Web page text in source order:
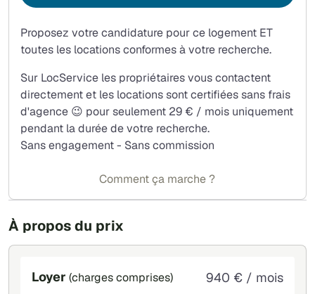
À propos du prix
Loyer (charges comprises) 940 € / mois
Proposez votre candidature pour ce logement ET
toutes les locations conformes à votre recherche.
Sur LocService les propriétaires vous contactent
directement et les locations sont certifiées sans frais
d'agence 😉 pour seulement 29 € / mois uniquement
pendant la durée de votre recherche.
Sans engagement - Sans commission
Comment ça marche ?